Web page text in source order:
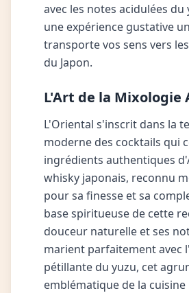
avec les notes acidulées du
une expérience gustative
transporte vos sens vers
du Japon.
L'Art de la Mixologie
L'Oriental s'inscrit dans la
moderne des cocktails qui
ingrédients authentiques
whisky japonais, reconnu
pour sa finesse et sa
base spiritueuse de cette
douceur naturelle et ses
marient parfaitement avec
pétillante du yuzu, cet
emblématique de la